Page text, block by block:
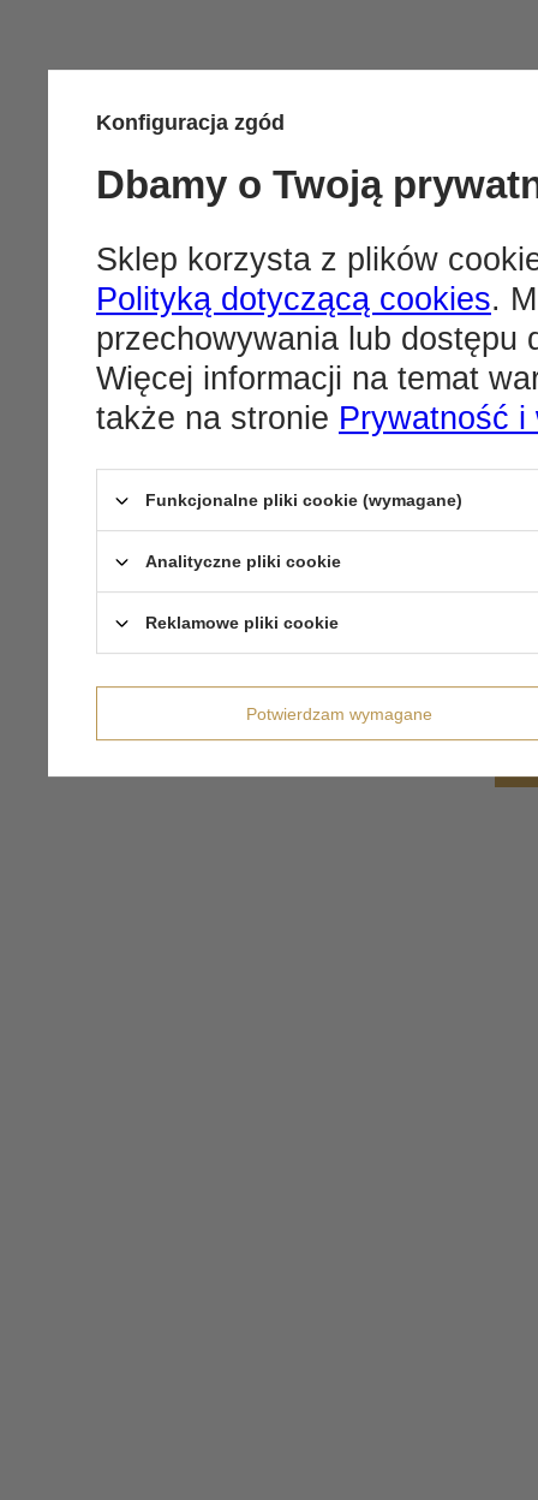
Konfiguracja zgód
Dbamy o Twoją
Sklep korzysta z plików
Polityką dotyczącą cookies.
przechowywania lub dostępu
Więcej informacji na temat
także na stronie Prywatność i
Funkcjonalne pliki cookie (wymagane)
Analityczne pliki cookie
Reklamowe pliki cookie
Potwierdzam wymagane